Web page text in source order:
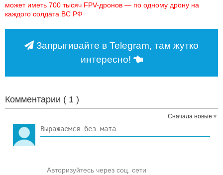
может иметь 700 тысяч FPV-дронов — по одному дрону на
каждого солдата ВС РФ
Запрыгивайте в Telegram, там жутко
интересно!
Комментарии ( 1 )
Сначала новые
Авторизуйтесь через соц. сети